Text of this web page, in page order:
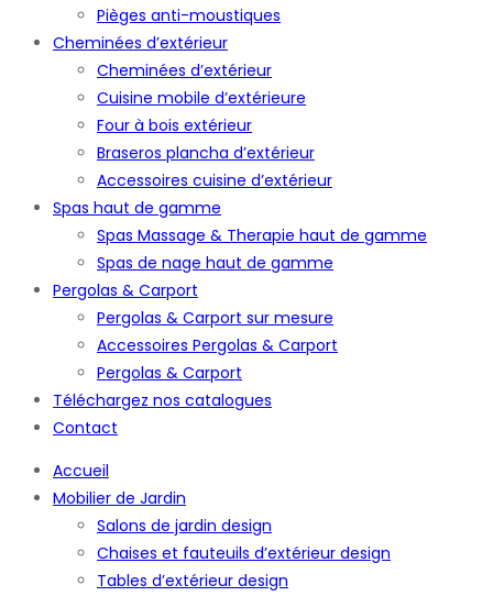
Pièges anti-moustiques
Cheminées d’extérieur
Cheminées d’extérieur
Cuisine mobile d’extérieure
Four à bois extérieur
Braseros plancha d’extérieur
Accessoires cuisine d’extérieur
Spas haut de gamme
Spas Massage & Therapie haut de gamme
Spas de nage haut de gamme
Pergolas & Carport
Pergolas & Carport sur mesure
Accessoires Pergolas & Carport
Pergolas & Carport
Téléchargez nos catalogues
Contact
Accueil
Mobilier de Jardin
Salons de jardin design
Chaises et fauteuils d’extérieur design
Tables d’extérieur design